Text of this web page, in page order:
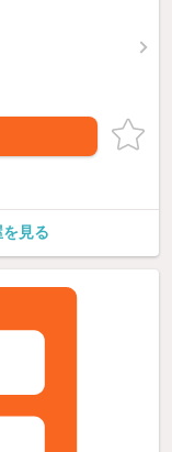
見る